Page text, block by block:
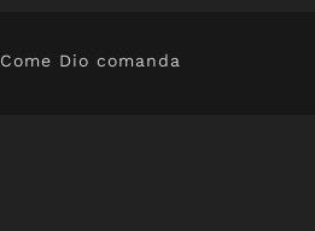
Come Dio comanda